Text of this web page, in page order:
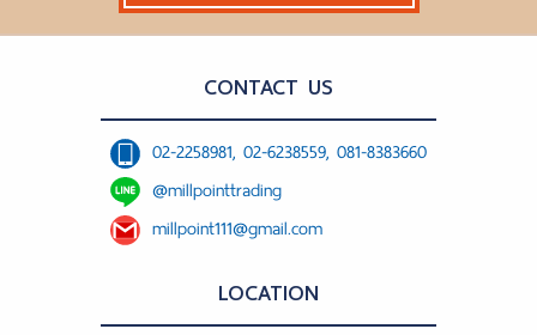
CONTACT US
02-2258981, 02-6238559, 081-8383660
@millpointtrading
millpoint111@gmail.com
LOCATION